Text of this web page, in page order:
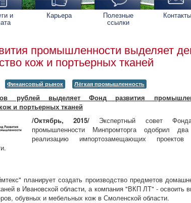
и Карьера Полезные
ссылки
Контакты
промышленности выделяет
кож и портьерных тканей
Финансовый рынок Лёгкая промышленность
рублей выделяет Фонд развития
и портьерных тканей
/Октябрь, 2015/ Экспертный совет
промышленности Минпромторга одобрил
реализацию импортозамещающих
планирует создать производство предметов
в Ивановской области, а компания "ВКП ЛТ" - освоить
обувных и мебельных кож в Смоленской области.